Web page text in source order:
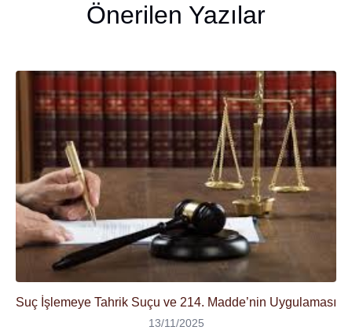
Önerilen Yazılar
Suç İşlemeye Tahrik Suçu ve 214. Madde’nin Uygulaması
13/11/2025